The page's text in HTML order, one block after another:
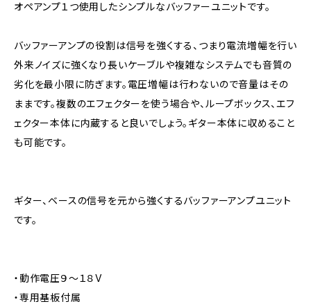
オペアンプ１つ使用したシンプルなバッファーユニットです。
バッファーアンプの役割は信号を強くする、つまり電流増幅を行い
外来ノイズに強くなり長いケーブルや複雑なシステムでも音質の
劣化を最小限に防ぎます。電圧増幅は行わないので音量はその
ままです。複数のエフェクターを使う場合や、ループボックス、エフ
ェクター本体に内蔵すると良いでしょう。ギター本体に収めること
も可能です。
ギター、ベースの信号を元から強くするバッファーアンプユニット
です。
・動作電圧９～１８V
・専用基板付属